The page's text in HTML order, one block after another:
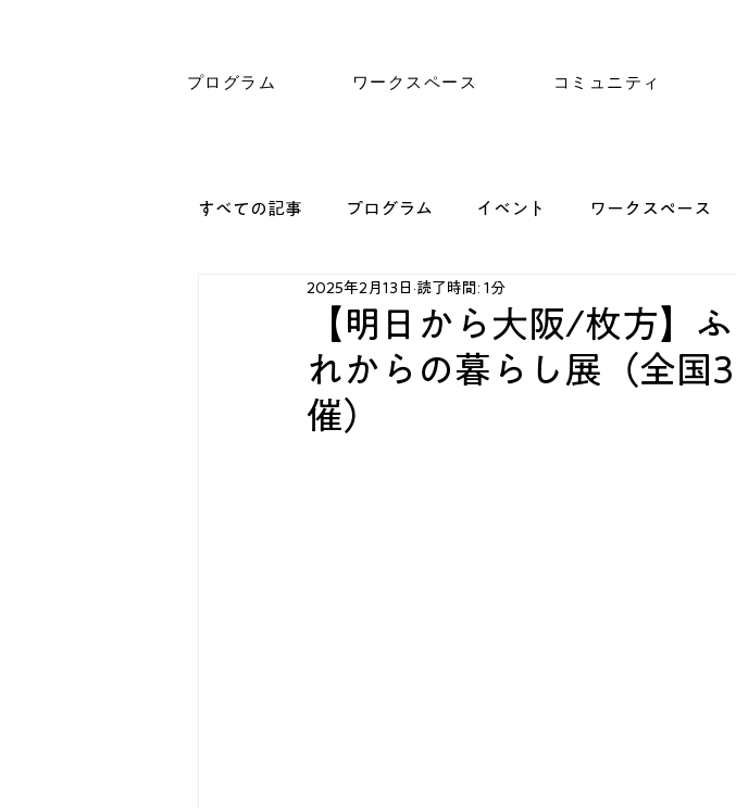
プログラム ワークスペース コミュニティ
すべての記事 プログラム イベント ワークスペース
【明日から大阪/枚方】
れからの暮らし展（全国
催）
2025年2月13日 読了時間: 1分